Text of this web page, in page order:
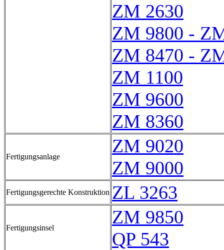
ZM 2630
ZM 9800 -
ZM 8470 -
ZM 1100
ZM 9600
ZM 8360
Fertigungsanlage
ZM 9020
ZM 9000
Fertigungsgerechte Konstruktion ZL 3263
Fertigungsinsel
ZM 9850
QP 543